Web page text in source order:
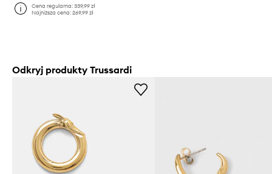
Cena regularna:339,99 zł
Najniższa cena:269,99 zł
Odkryj produkty Trussardi